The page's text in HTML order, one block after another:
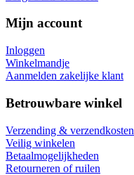
Mijn account
Inloggen
Winkelmandje
Aanmelden zakelijke klant
Betrouwbare winkel
Verzending & verzendkosten
Veilig winkelen
Betaalmogelijkheden
Retourneren of ruilen